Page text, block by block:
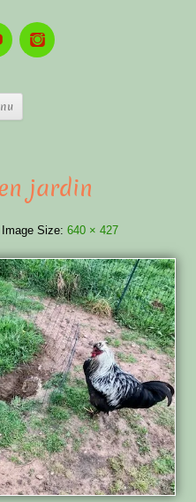
jardin
Image Size: 640 × 427